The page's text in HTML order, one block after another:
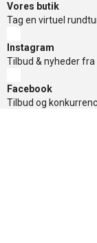
Vores butik
Tag en virtuel
Instagram
Tilbud & nyheder
Facebook
Tilbud og